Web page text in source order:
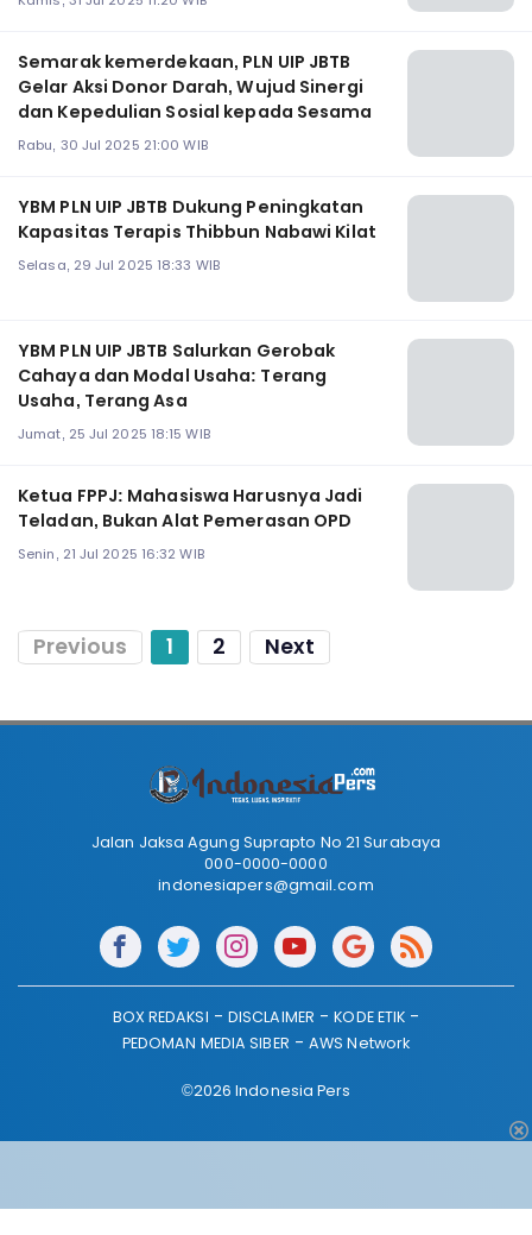
Semarak kemerdekaan, PLN UIP JBTB
Gelar Aksi Donor Darah, Wujud Sinergi
dan Kepedulian Sosial kepada Sesama
Rabu, 30 Jul 2025 21:00 WIB
YBM PLN UIP JBTB Dukung Peningkatan
Kapasitas Terapis Thibbun Nabawi Kilat
Selasa, 29 Jul 2025 18:33 WIB
YBM PLN UIP JBTB Salurkan Gerobak
Cahaya dan Modal Usaha: Terang
Usaha, Terang Asa
Jumat, 25 Jul 2025 18:15 WIB
Ketua FPPJ: Mahasiswa Harusnya Jadi
Teladan, Bukan Alat Pemerasan OPD
Senin, 21 Jul 2025 16:32 WIB
Previous 1 2 Next
Jalan Jaksa Agung Suprapto No 21 Surabaya
000-0000-0000
indonesiapers@gmail.com
BOX REDAKSI DISCLAIMER
KODE ETIK
PEDOMAN MEDIA SIBER
AWS Network
©2026 Indonesia Pers